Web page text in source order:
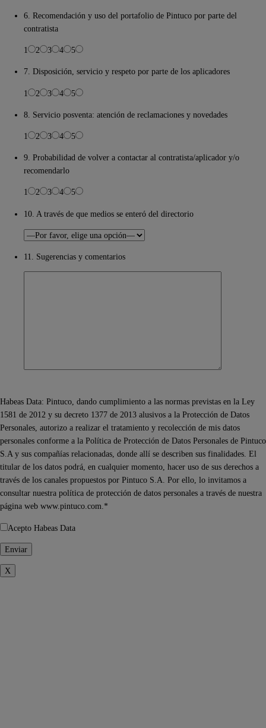
6. Recomendación y uso del portafolio de Pintuco por parte del
contratista
1 2 3 4 5
7. Disposición, servicio y respeto por parte de los aplicadores
1 2 3 4 5
8. Servicio posventa: atención de reclamaciones y novedades
1 2 3 4 5
9. Probabilidad de volver a contactar al contratista/aplicador y/o
recomendarlo
1 2 3 4 5
10. A través de que medios se enteró del directorio
11. Sugerencias y comentarios
Habeas Data: Pintuco, dando cumplimiento a las normas previstas en la Ley
1581 de 2012 y su decreto 1377 de 2013 alusivos a la Protección de Datos
Personales, autorizo a realizar el tratamiento y recolección de mis datos
personales conforme a la Política de Protección de Datos Personales de Pintuco
S.A y sus compañías relacionadas, donde allí se describen sus finalidades. El
titular de los datos podrá, en cualquier momento, hacer uso de sus derechos a
través de los canales propuestos por Pintuco S.A. Por ello, lo invitamos a
consultar nuestra política de protección de datos personales a través de nuestra
página web www.pintuco.com.*
Acepto Habeas Data
X